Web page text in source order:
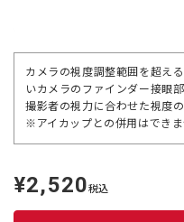
カメラの視度調整範囲を超え
いカメラのファインダー接眼部
撮影者の視力に合わせた視度の
※アイカップとの併用はできま
定
価
¥2,520税込